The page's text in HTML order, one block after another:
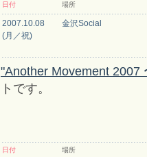
日付 場所
2007.10.08
(月／祝)
金沢Social
"Another Movement 2007
トです。
日付 場所